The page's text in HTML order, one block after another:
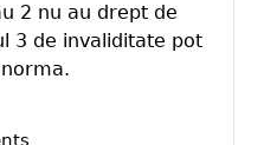
2 nu au drept de
3 de invaliditate pot